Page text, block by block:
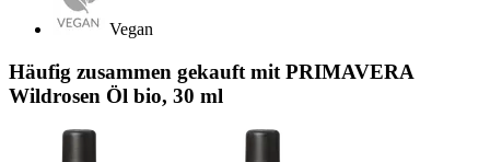
Vegan
Häufig zusammen gekauft mit PRIMAVERA
Wildrosen Öl bio, 30 ml